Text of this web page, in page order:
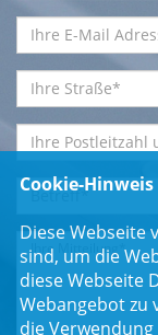
Cookie-Hinweis
Diese Webseite
sind, um die
diese Webseite
Webangebot zu
die